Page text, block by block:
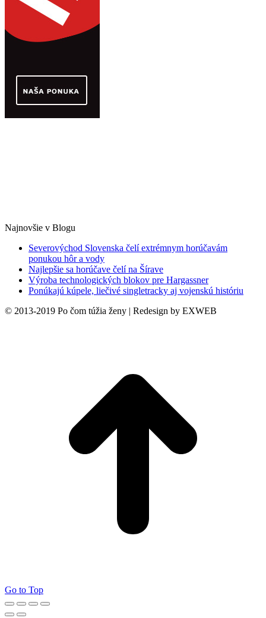
Najnovšie v Blogu
Severovýchod Slovenska čelí extrémnym horúčavám
ponukou hôr a vody
Najlepšie sa horúčave čelí na Šírave
Výroba technologických blokov pre Hargassner
Ponúkajú kúpele, liečivé singletracky aj vojenskú históriu
© 2013-2019 Po čom túžia ženy | Redesign by EXWEB
Go to Top